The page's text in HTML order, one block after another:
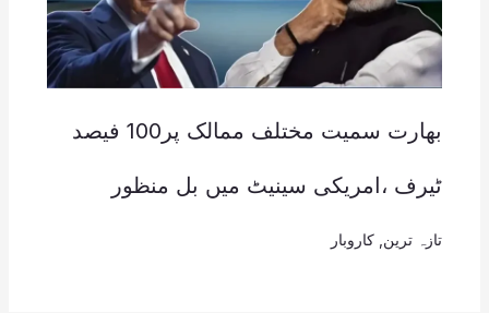
بھارت سمیت مختلف ممالک پر100 فیصد
ٹیرف ،امریکی سینیٹ میں بل منظور
تازہ ترین کاروبار